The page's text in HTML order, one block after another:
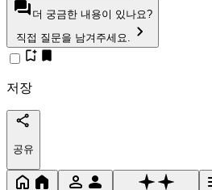
더 궁금한 내용이 있나요?
직접 질문을 남겨주세요.
저장
공유